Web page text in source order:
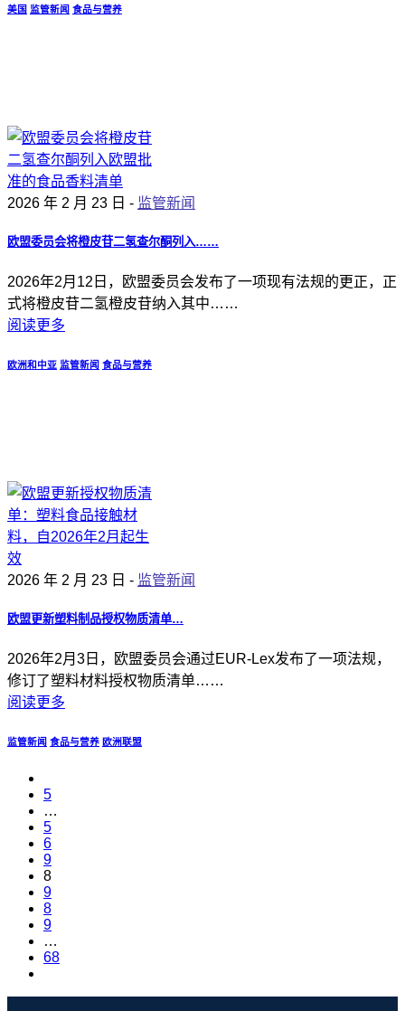
美国 监管新闻 食品与营养
2026 年 2 月 23 日 - 监管新闻
欧盟委员会将橙皮苷二氢查尔酮列入……
2026年2月12日，欧盟委员会发布了一项现有法规的更正，正
式将橙皮苷二氢橙皮苷纳入其中……
阅读更多
欧洲和中亚 监管新闻 食品与营养
2026 年 2 月 23 日 - 监管新闻
欧盟更新塑料制品授权物质清单…
2026年2月3日，欧盟委员会通过EUR-Lex发布了一项法规，
修订了塑料材料授权物质清单……
阅读更多
监管新闻 食品与营养 欧洲联盟
5
…
5
6
9
8
9
8
9
…
68